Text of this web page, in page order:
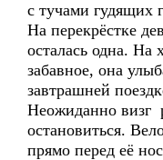
с тучами гудящих
На перекрёстке
осталась одна. На
забавное, она
завтрашней
Неожиданно визг
остановиться.
прямо перед её